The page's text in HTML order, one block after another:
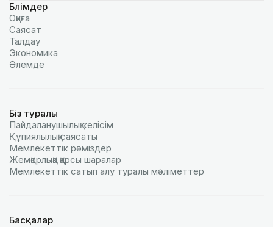
Бөлімдер
Оқиға
Саясат
Талдау
Экономика
Әлемде
Біз туралы
Пайдаланушылық келiciм
Құпиялылық саясаты
Мемлекеттік рәміздер
Жемқорлыққа қарсы шаралар
Мемлекеттік сатып алу туралы мәлiметтер
Басқалар